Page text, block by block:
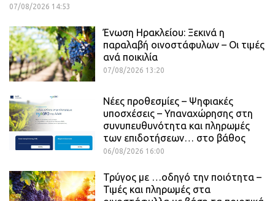
07/08/2026 14:53
Ένωση Ηρακλείου: Ξεκινά η
παραλαβή οινοστάφυλων – Οι τιμές
ανά ποικιλία
07/08/2026 13:20
Νέες προθεσμίες – Ψηφιακές
υποσχέσεις – Υπαναχώρησης στη
συνυπευθυνότητα και πληρωμές
των επιδοτήσεων… στο βάθος
06/08/2026 16:00
Τρύγος με …οδηγό την ποιότητα –
Τιμές και πληρωμές στα